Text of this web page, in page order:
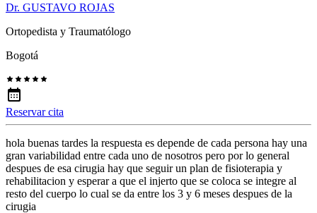
Dr. GUSTAVO ROJAS
Ortopedista y Traumatólogo
Bogotá
Reservar cita
hola buenas tardes la respuesta es depende de cada persona hay una
gran variabilidad entre cada uno de nosotros pero por lo general
despues de esa cirugia hay que seguir un plan de fisioterapia y
rehabilitacion y esperar a que el injerto que se coloca se integre al
resto del cuerpo lo cual se da entre los 3 y 6 meses despues de la
cirugia